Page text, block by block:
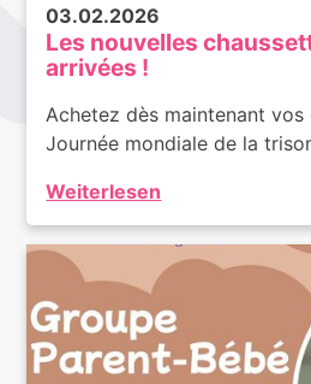
03.02.2026
Les nouvelles
arrivées !
Achetez dès maintenant
Journée mondiale de la
Weiterlesen